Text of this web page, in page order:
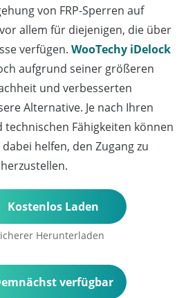
von FRP-Sperren auf
allem für diejenigen, die über
verfügen. WooTechy iDelock
aufgrund seiner größeren
und verbesserten
Alternative. Je nach Ihren
Fähigkeiten können
helfen, den Zugang zu
Kostenlos Laden
Herunterladen
verfügbar